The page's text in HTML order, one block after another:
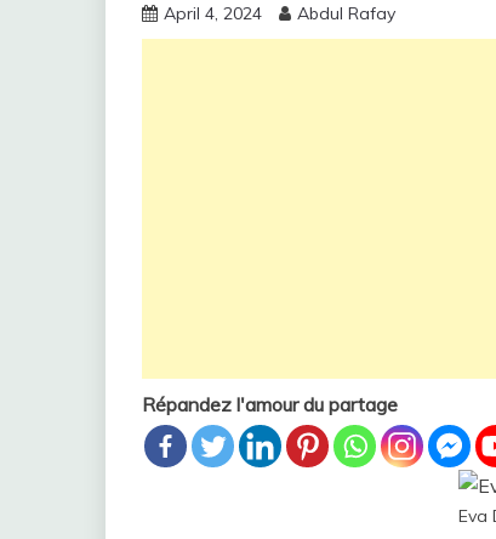
April 4, 2024 Abdul Rafay
Répandez l'amour du partage
Eva